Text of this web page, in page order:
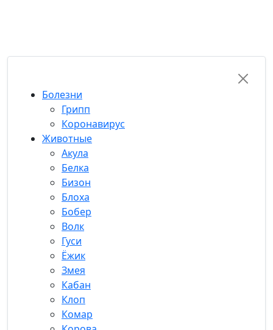
Болезни
Грипп
Коронавирус
Животные
Акула
Белка
Бизон
Блоха
Бобер
Волк
Гуси
Ёжик
Змея
Кабан
Клоп
Комар